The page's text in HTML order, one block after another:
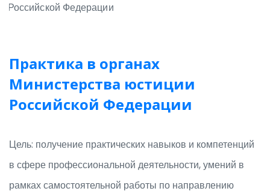
Практика в органах
Министерства юстиции
Российской Федерации
Цель: получение практических навыков и компетенций
в сфере профессиональной деятельности, умений в
рамках самостоятельной работы по направлению